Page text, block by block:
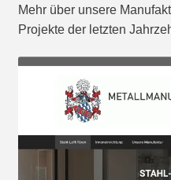
Mehr über unsere
Projekte der letzten